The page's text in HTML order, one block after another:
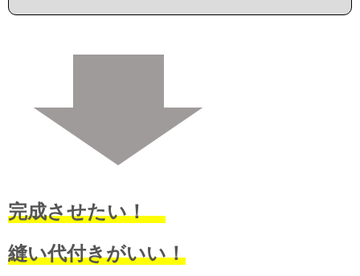
完成させたい！
縫い代付きがいい！